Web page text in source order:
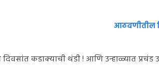
आठवणीतील
दिवसांत कडाक्याची थंडी ! आणि उन्हाळ्यात